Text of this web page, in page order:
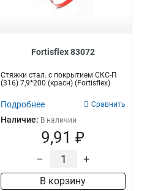
Fortisflex 83072
Стяжки стал. с покрытием СКС-П
(316) 7,9*200 (красн) (Fortisflex)
Подробнее Сравнить
Наличие: В наличии
9,91 ₽
– +
В корзину